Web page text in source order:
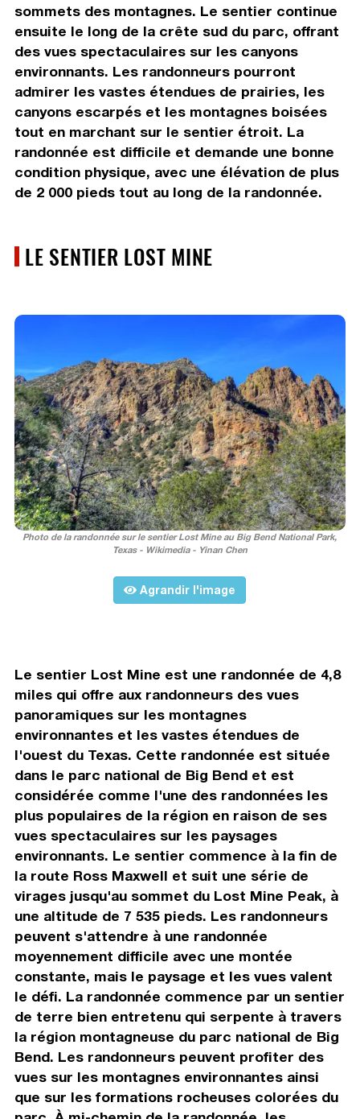
sommets des montagnes. Le sentier continue
ensuite le long de la crête sud du parc, offrant
des vues spectaculaires sur les canyons
environnants. Les randonneurs pourront
admirer les vastes étendues de prairies, les
canyons escarpés et les montagnes boisées
tout en marchant sur le sentier étroit. La
randonnée est difficile et demande une bonne
condition physique, avec une élévation de plus
de 2 000 pieds tout au long de la randonnée.
LE SENTIER LOST MINE
Photo de la randonnée sur le sentier Lost Mine au Big Bend National Park,
Texas - Wikimedia - Yinan Chen
Agrandir l'image
Le sentier Lost Mine est une randonnée de 4,8
miles qui offre aux randonneurs des vues
panoramiques sur les montagnes
environnantes et les vastes étendues de
l'ouest du Texas. Cette randonnée est située
dans le parc national de Big Bend et est
considérée comme l'une des randonnées les
plus populaires de la région en raison de ses
vues spectaculaires sur les paysages
environnants. Le sentier commence à la fin de
la route Ross Maxwell et suit une série de
virages jusqu'au sommet du Lost Mine Peak, à
une altitude de 7 535 pieds. Les randonneurs
peuvent s'attendre à une randonnée
moyennement difficile avec une montée
constante, mais le paysage et les vues valent
le défi. La randonnée commence par un sentier
de terre bien entretenu qui serpente à travers
la région montagneuse du parc national de Big
Bend. Les randonneurs peuvent profiter des
vues sur les montagnes environnantes ainsi
que sur les formations rocheuses colorées du